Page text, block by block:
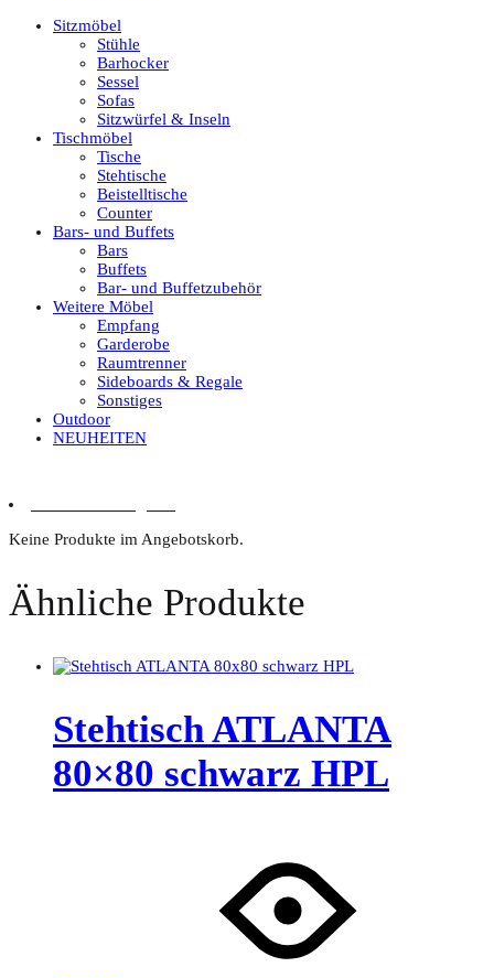
Sitzmöbel
Stühle
Barhocker
Sessel
Sofas
Sitzwürfel & Inseln
Tischmöbel
Tische
Stehtische
Beistelltische
Counter
Bars- und Buffets
Bars
Buffets
Bar- und Buffetzubehör
Weitere Möbel
Empfang
Garderobe
Raumtrenner
Sideboards & Regale
Sonstiges
Outdoor
NEUHEITEN
Keine Produkte im Angebotskorb.
Ähnliche Produkte
Stehtisch ATLANTA
80×80 schwarz HPL